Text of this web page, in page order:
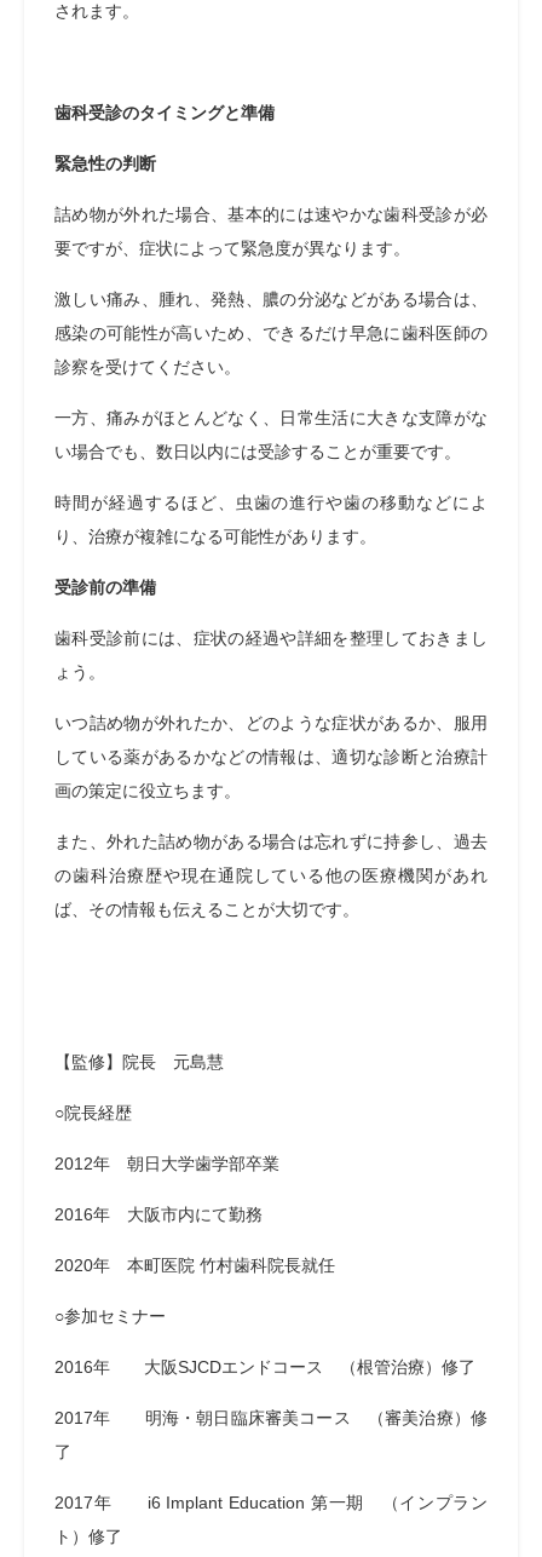
されます。
歯科受診のタイミングと準備
緊急性の判断
詰め物が外れた場合、基本的には速やかな歯科受診が必
要ですが、症状によって緊急度が異なります。
激しい痛み、腫れ、発熱、膿の分泌などがある場合は、
感染の可能性が高いため、できるだけ早急に歯科医師の
診察を受けてください。
一方、痛みがほとんどなく、日常生活に大きな支障がな
い場合でも、数日以内には受診することが重要です。
時間が経過するほど、虫歯の進行や歯の移動などによ
り、治療が複雑になる可能性があります。
受診前の準備
歯科受診前には、症状の経過や詳細を整理しておきまし
ょう。
いつ詰め物が外れたか、どのような症状があるか、服用
している薬があるかなどの情報は、適切な診断と治療計
画の策定に役立ちます。
また、外れた詰め物がある場合は忘れずに持参し、過去
の歯科治療歴や現在通院している他の医療機関があれ
ば、その情報も伝えることが大切です。
【監修】院長 元島慧
○院長経歴
2012年 朝日大学歯学部卒業
2016年 大阪市内にて勤務
2020年 本町医院 竹村歯科院長就任
○参加セミナー
2016年 大阪SJCDエンドコース （根管治療）修了
2017年 明海・朝日臨床審美コース （審美治療）修
了
2017年 i6 Implant Education 第一期 （インプラン
ト）修了